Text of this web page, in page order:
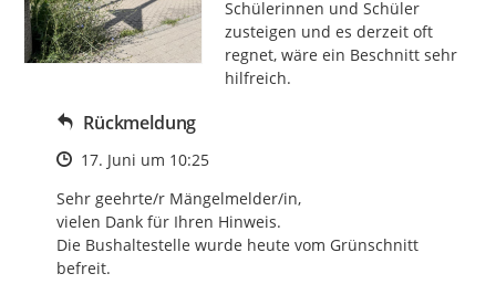
Schülerinnen und Schüler
zusteigen und es derzeit oft
regnet, wäre ein Beschnitt sehr
hilfreich.
Rückmeldung
Zeitpunkt des Erstellens
17. Juni um 10:25
Sehr geehrte/r Mängelmelder/in,
vielen Dank für Ihren Hinweis.
Die Bushaltestelle wurde heute vom Grünschnitt
befreit.